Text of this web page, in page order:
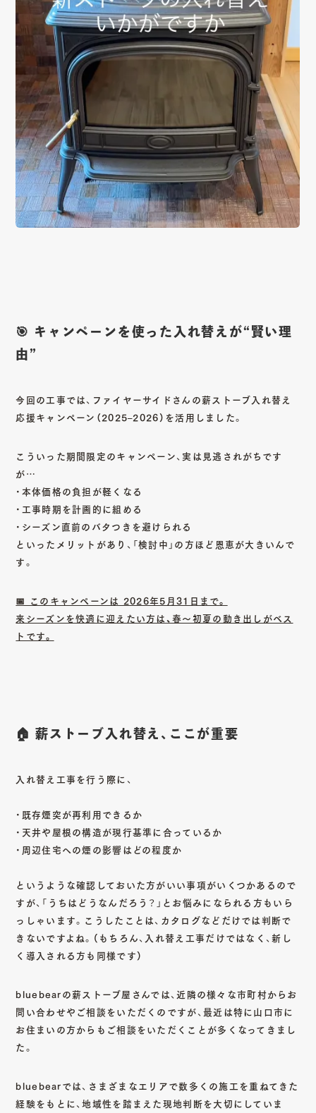
🎯 キャンペーンを使った入れ替えが“賢い理
由”
今回の工事では、 ファイヤーサイドさんの薪ストーブ入れ替え
応援キャンペーン（2025–2026） を活用しました。
こういった期間限定のキャンペーン、実は見逃されがちです
が…
・本体価格の負担が軽くなる
・工事時期を計画的に組める
・シーズン直前のバタつきを避けられる
といったメリットがあり、「検討中」の方ほど恩恵が大きいんで
す。
📅 このキャンペーンは 2026年5月31日まで。
来シーズンを快適に迎えたい方は、春〜初夏の動き出しがベス
トです。
🏠 薪ストーブ入れ替え、ここが重要
入れ替え工事を行う際に、
・既存煙突が再利用できるか
・天井や屋根の構造が現行基準に合っているか
・周辺住宅への煙の影響はどの程度か
というような確認しておいた方がいい事項がいくつかあるので
すが、「うちはどうなんだろう？」とお悩みになられる方もいら
っしゃいます。こうしたことは、 カタログなどだけでは判断で
きないですよね。(もちろん、入れ替え工事だけではなく、新し
く導入される方も同様です)
bluebearの薪ストーブ屋さんでは、近隣の様々な市町村からお
問い合わせやご相談をいただくのですが、最近は特に山口市に
お住まいの方からもご相談をいただくことが多くなってきまし
た。
bluebearでは、さまざまなエリアで数多くの施工を重ねてきた
経験をもとに、地域性を踏まえた現地判断を大切にしていま